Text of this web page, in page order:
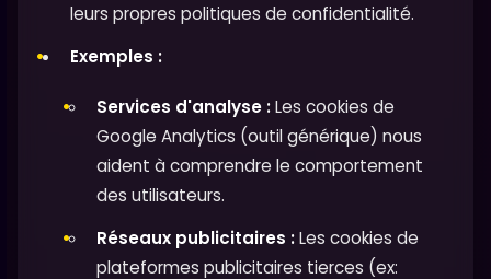
leurs propres politiques de confidentialité.
Exemples :
Services d'analyse :Les cookies de
Google Analytics (outil générique) nous
aident à comprendre le comportement
des utilisateurs.
Réseaux publicitaires :Les cookies de
plateformes publicitaires tierces (ex: